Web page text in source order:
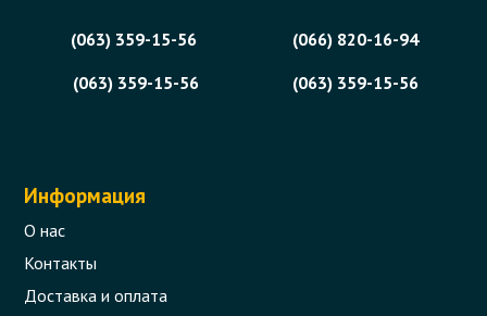
(063) 359-15-56
(066) 820-16-94
(063) 359-15-56
(063) 359-15-56
Информация
О нас
Контакты
Доставка и оплата